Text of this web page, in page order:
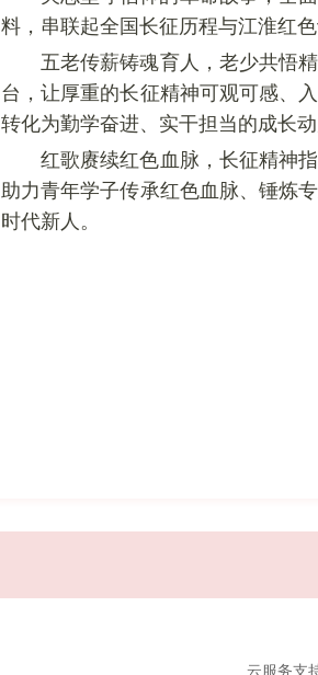
料，串联起全国长征历程与江淮红
五老传薪铸魂育人，老少共悟
台，让厚重的长征精神可观可感、
转化为勤学奋进、实干担当的成长动
红歌赓续红色血脉，长征精神
助力青年学子传承红色血脉、锤炼
时代新人。
云服务支